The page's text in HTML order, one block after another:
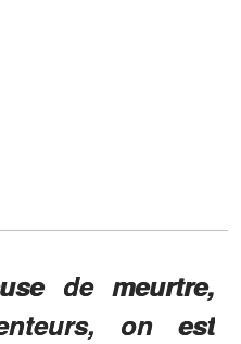
de meurtre,
on est